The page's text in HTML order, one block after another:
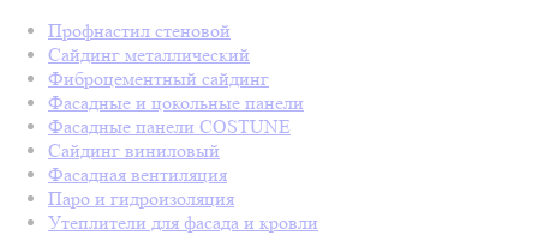
Профнастил стеновой
Сайдинг металлический
Фиброцементный сайдинг
Фасадные и цокольные панели
Фасадные панели COSTUNE
Сайдинг виниловый
Фасадная вентиляция
Паро и гидроизоляция
Утеплители для фасада и кровли